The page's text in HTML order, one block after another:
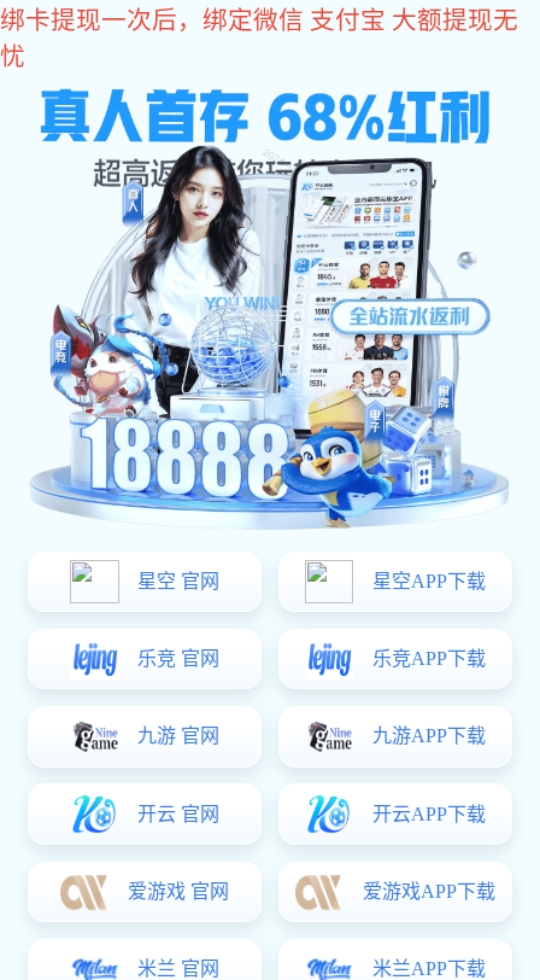
富联娱乐
国正富联娱乐 阳台不锈钢护栏 楼梯不锈钢护栏
您所在的位置：富联娱乐 >项目案例>楼盘工程
项目案例
CASE STUDY
商超工程 >
市政工程 >
高/地铁站 >
学校工程 >
富联娱乐:大型工程案例 >